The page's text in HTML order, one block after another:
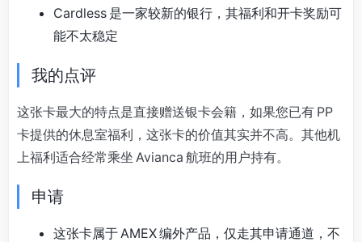
Cardless 是一家较新的银行，其福利和开卡奖励可
能不太稳定
我的点评
这张卡最大的特点是直接赠送银卡会籍，如果您已有 PP
卡提供的休息室福利，这张卡的价值其实并不高。其他机
上福利适合经常乘坐 Avianca 航班的用户持有。
申请
这张卡属于 AMEX 编外产品，仅走其申请通道，不